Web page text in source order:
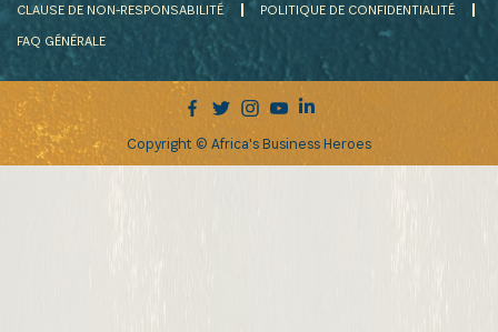
CLAUSE DE NON-RESPONSABILITÉ
POLITIQUE DE CONFIDENTIALITÉ
FAQ GÉNÉRALE
Copyright © Africa's Business Heroes